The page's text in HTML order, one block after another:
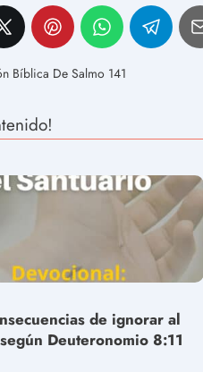
Bíblica De Salmo 141
de ignorar al
Deuteronomio 8:11